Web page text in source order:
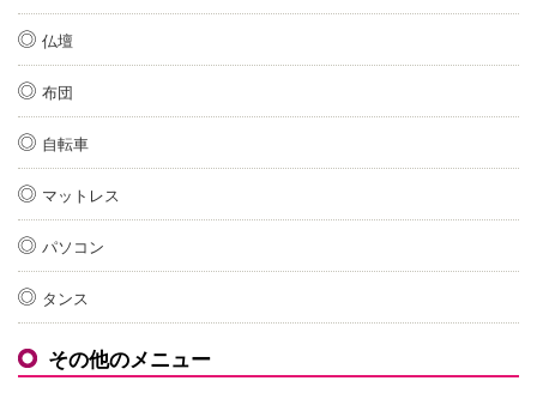
仏壇
布団
自転車
マットレス
パソコン
タンス
その他のメニュー